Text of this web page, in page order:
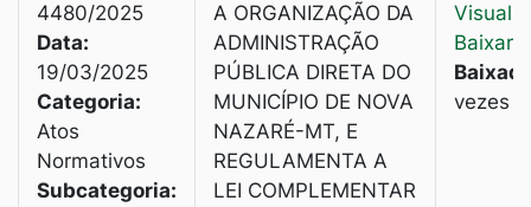
4480/2025
Data:
19/03/2025
Categoria:
Atos
Normativos
Subcategoria:
A ORGANIZAÇÃO DA
ADMINISTRAÇÃO
PÚBLICA DIRETA DO
MUNICÍPIO DE NOVA
NAZARÉ-MT, E
REGULAMENTA A
LEI COMPLEMENTAR
Baixar
vezes